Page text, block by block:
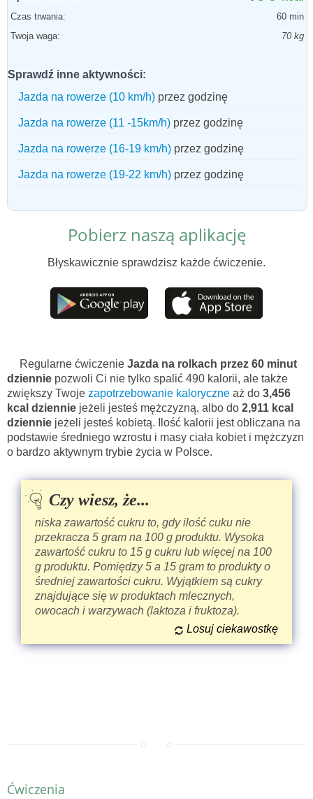
Czas trwania:
60 min
Twoja waga:
70 kg
Sprawdź inne aktywności:
Jazda na rowerze (10 km/h) przez godzinę
Jazda na rowerze (11 -15km/h) przez godzinę
Jazda na rowerze (16-19 km/h) przez godzinę
Jazda na rowerze (19-22 km/h) przez godzinę
Pobierz naszą aplikację
Błyskawicznie sprawdzisz każde ćwiczenie.
Regularne ćwiczenie Jazda na rolkach przez 60 minut
dziennie pozwoli Ci nie tylko spalić 490 kalorii, ale także
zwiększy Twoje zapotrzebowanie kaloryczne aż do 3,456
kcal dziennie jeżeli jesteś mężczyzną, albo do 2,911 kcal
dziennie jeżeli jesteś kobietą. Ilość kalorii jest obliczana na
podstawie średniego wzrostu i masy ciała kobiet i mężczyzn
o bardzo aktywnym trybie życia w Polsce.
Czy wiesz, że...
niska zawartość cukru to, gdy ilość cuku nie
przekracza 5 gram na 100 g produktu. Wysoka
zawartość cukru to 15 g cukru lub więcej na 100
g produktu. Pomiędzy 5 a 15 gram to produkty o
średniej zawartości cukru. Wyjątkiem są cukry
znajdujące się w produktach mlecznych,
owocach i warzywach (laktoza i fruktoza).
Losuj ciekawostkę
Ćwiczenia